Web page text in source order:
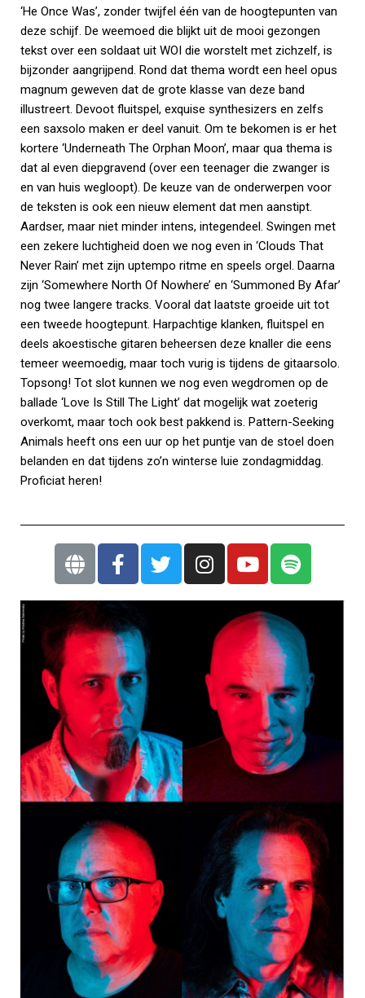
‘He Once Was’, zonder twijfel één van de hoogtepunten van
deze schijf. De weemoed die blijkt uit de mooi gezongen
tekst over een soldaat uit WOI die worstelt met zichzelf, is
bijzonder aangrijpend. Rond dat thema wordt een heel opus
magnum geweven dat de grote klasse van deze band
illustreert. Devoot fluitspel, exquise synthesizers en zelfs
een saxsolo maken er deel vanuit. Om te bekomen is er het
kortere ‘Underneath The Orphan Moon’, maar qua thema is
dat al even diepgravend (over een teenager die zwanger is
en van huis wegloopt). De keuze van de onderwerpen voor
de teksten is ook een nieuw element dat men aanstipt.
Aardser, maar niet minder intens, integendeel. Swingen met
een zekere luchtigheid doen we nog even in ‘Clouds That
Never Rain’ met zijn uptempo ritme en speels orgel. Daarna
zijn ‘Somewhere North Of Nowhere’ en ‘Summoned By Afar’
nog twee langere tracks. Vooral dat laatste groeide uit tot
een tweede hoogtepunt. Harpachtige klanken, fluitspel en
deels akoestische gitaren beheersen deze knaller die eens
temeer weemoedig, maar toch vurig is tijdens de gitaarsolo.
Topsong! Tot slot kunnen we nog even wegdromen op de
ballade ‘Love Is Still The Light’ dat mogelijk wat zoeterig
overkomt, maar toch ook best pakkend is. Pattern-Seeking
Animals heeft ons een uur op het puntje van de stoel doen
belanden en dat tijdens zo’n winterse luie zondagmiddag.
Proficiat heren!